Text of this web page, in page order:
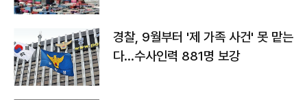
경찰, 9월부터 '제 가족 사건' 못 맡는
다…수사인력 881명 보강